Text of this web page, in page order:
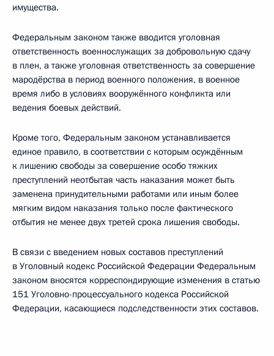
имущества.
Федеральным законом также вводится уголовная
ответственность военнослужащих за добровольную сдачу
в плен, а также уголовная ответственность за совершение
мародёрства в период военного положения, в военное
время либо в условиях вооружённого конфликта или
ведения боевых действий.
Кроме того, Федеральным законом устанавливается
единое правило, в соответствии с которым осуждённым
к лишению свободы за совершение особо тяжких
преступлений неотбытая часть наказания может быть
заменена принудительными работами или иным более
мягким видом наказания только после фактического
отбытия не менее двух третей срока лишения свободы.
В связи с введением новых составов преступлений
в Уголовный кодекс Российской Федерации Федеральным
законом вносятся корреспондирующие изменения в статью
151 Уголовно-­процессуального кодекса Российской
Федерации, касающиеся подследственности этих составов.